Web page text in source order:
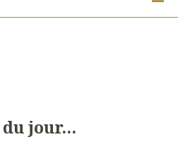
jour...